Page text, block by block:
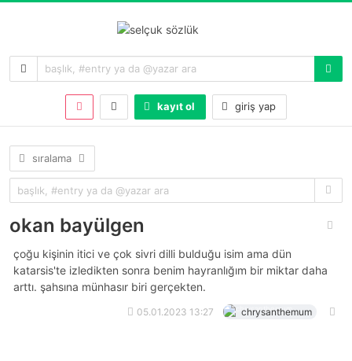
kayıt ol giriş yap
sıralama
okan bayülgen
çoğu kişinin itici ve çok sivri dilli bulduğu isim ama dün
katarsis'te izledikten sonra benim hayranlığım bir miktar daha
arttı. şahsına münhasır biri gerçekten.
05.01.2023 13:27 chrysanthemum